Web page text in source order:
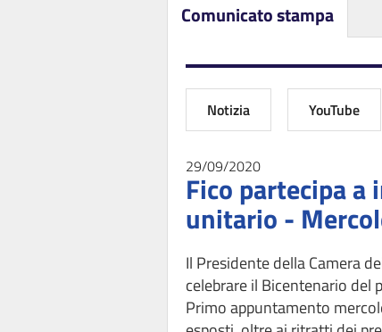
Comunicato stampa
Notizia YouTube
29/09/2020
Fico partecipa
unitario -
Il Presidente della Camera
celebrare il Bicentenario
Primo appuntamento